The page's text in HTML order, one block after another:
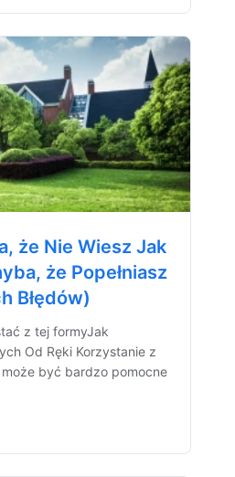
że Nie Wiesz Jak
że Popełniasz
Błędów)
z tej formyJak
Od Ręki Korzystanie z
być bardzo pomocne